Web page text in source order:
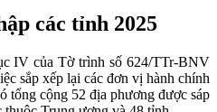
các tỉnh 2025
IV của Tờ trình số 624/TTr-BNV
sắp xếp lại các đơn vị hành chính
tổng cộng 52 địa phương được sáp